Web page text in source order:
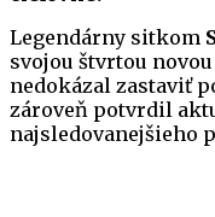
Legendárny sitkom
svojou štvrtou
nedokázal zastaviť
zároveň potvrdil
najsledovanejšieho